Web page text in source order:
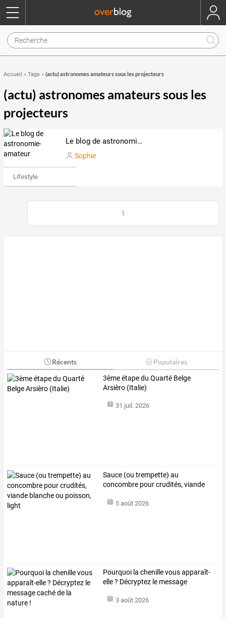
Accueil » Tags » (actu) astronomes amateurs sous les projecteurs
(actu) astronomes amateurs sous les
projecteurs
Le blog de astronomie-amateur
Sophie
Lifestyle
1
Récents Populaires
3ème étape du Quarté Belge
Arsièro (Italie)
31 juil. 2026
Sauce (ou trempette) au
concombre pourcrudités, viande
5 août 2026
Pourquoi la chenillevousapparaît-
elle? Décryptez le message
3 août 2026